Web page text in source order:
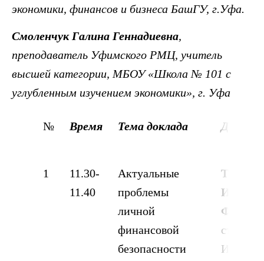
экономики, финансов и бизнеса БашГУ, г.Уфа.
Смоленчук Галина Геннадиевна,
преподаватель Уфимского РМЦ, учитель
высшей категории, МБОУ «Школа № 101 с
углубленным изучением экономики», г. Уфа
№ Время Тема доклада
1
11.30-
11.40
Актуальные
проблемы
личной
финансовой
безопасности
Ильназ
студент
ИФ